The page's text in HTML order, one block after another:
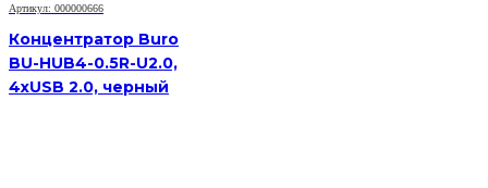
Артикул: 000000666
Концентратор Buro
BU-HUB4-0.5R-U2.0,
4xUSB 2.0, черный